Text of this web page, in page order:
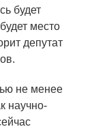
будет
место
депутат
не менее
научно-